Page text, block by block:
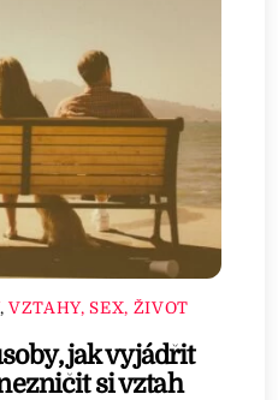
, VZTAHY, SEX, ŽIVOT
jak vyjádřit
si vztah